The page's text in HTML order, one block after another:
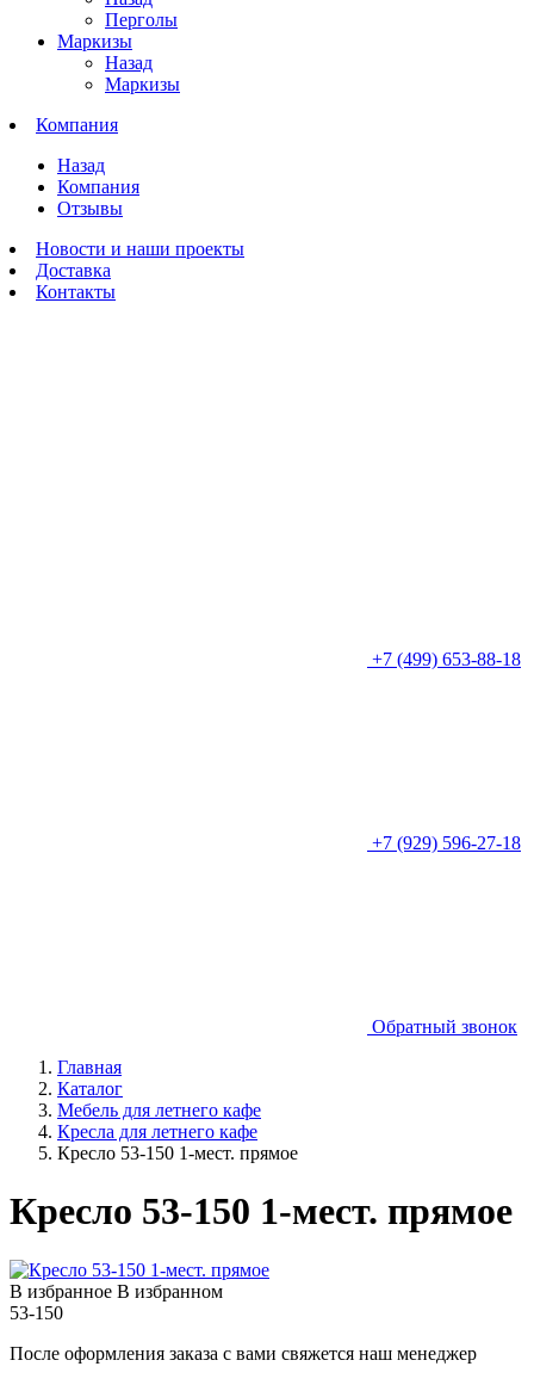
Перголы
Маркизы
Назад
Маркизы
Компания
Назад
Компания
Отзывы
Новости и наши проекты
Доставка
Контакты
+7 (499) 653-88-18
+7 (929) 596-27-18
Обратный звонок
Главная
Каталог
Мебель для летнего кафе
Кресла для летнего кафе
Кресло 53-150 1-мест. прямое
Кресло 53-150 1-мест. прямое
В избранное В избранном
53-150
После оформления заказа с вами свяжется наш менеджер